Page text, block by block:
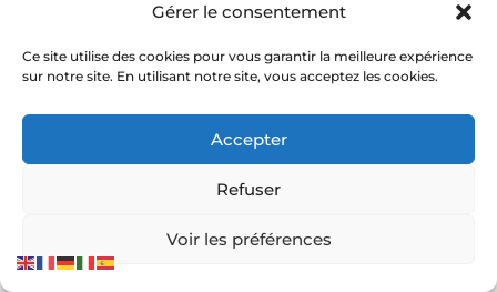
Gérer le consentement
Ce site utilise des cookies pour vous garantir la meilleure expérience
sur notre site. En utilisant notre site, vous acceptez les cookies.
Accepter
Refuser
Voir les préférences
Combien de fois par an faut-il entretenir un
terrain de tennis en gazon synthétique à
Nice ?